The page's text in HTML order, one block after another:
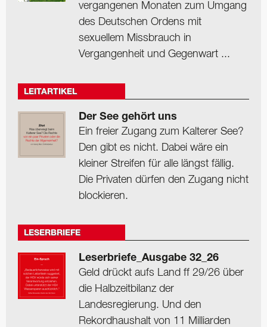
vergangenen Monaten zum Umgang
des Deutschen Ordens mit
sexuellem Missbrauch in
Vergangenheit und Gegenwart ...
LEITARTIKEL
Der See gehört uns
Ein freier Zugang zum Kalterer See?
Den gibt es nicht. Dabei wäre ein
kleiner Streifen für alle längst fällig.
Die Privaten dürfen den Zugang nicht
blockieren.
LESERBRIEFE
Leserbriefe_Ausgabe 32_26
Geld drückt aufs Land ff 29/26 über
die Halbzeitbilanz der
Landesregierung. Und den
Rekordhaushalt von 11 Milliarden